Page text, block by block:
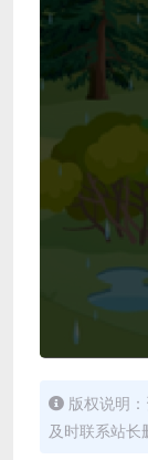
版权说明
及时联系站长